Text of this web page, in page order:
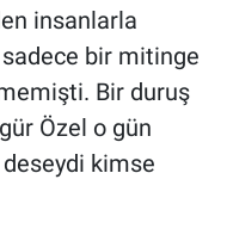
insanlarla
bir mitinge
Bir duruş
Özel o gün
deseydi kimse